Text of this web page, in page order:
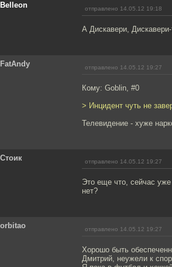
Belleon отправлено 14.05.12 19:18
А Дискавери,
FatAndy отправлено 14.05.12 19:27
Кому: Goblin, #0
> Инцидент чуть не
Телевидение - хуже
Стоик отправлено 14.05.12 19:27
Это еще что, сейчас
нет?
orbitao отправлено 14.05.12 19:27
Хорошо быть
Дмитрий, неужели к